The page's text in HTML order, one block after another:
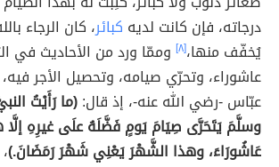
درجاته، فإن كانت لديه كبائر، كان الرجاء
يُخفّف منها،[٨]
وممّا ورد من الأحاديث في
عاشوراء، وتحرّي صيامه، وتحصيل الأجر
عبّاس -رضي الله عنه-، إذ قال:(ما رَأَيْتُ
وسلَّمَ يَتَحَرَّى صِيَامَ يَومٍ فَضَّلَهُ علَى غيرِهِ إلَّا
عَاشُورَاءَ، وهذا الشَّهْرَ يَعْنِي شَهْرَ رَمَضَانَ.)،